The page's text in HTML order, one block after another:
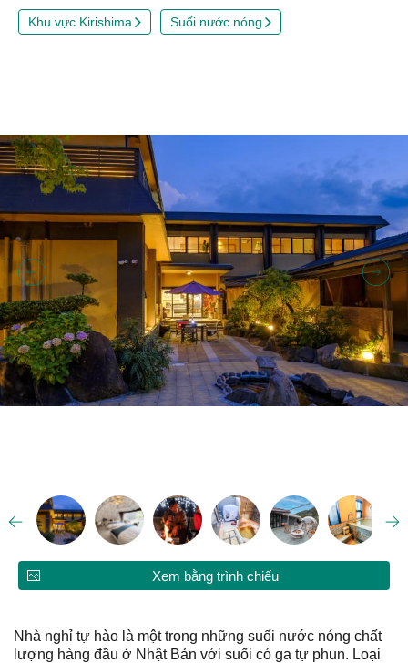
Khu vực Kirishima Suối nước nóng
Xem bằng trình chiếu
Nhà nghỉ tự hào là một trong những suối nước nóng chất
lượng hàng đầu ở Nhật Bản với suối có ga tự phun. Loại